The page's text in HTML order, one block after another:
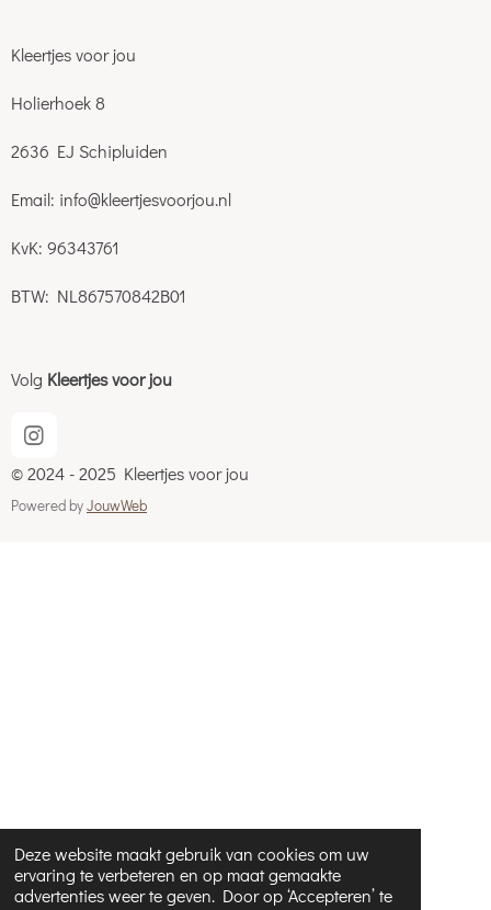
Deze website maakt gebruik van cookies om uw
ervaring te verbeteren en op maat gemaakte
advertenties weer te geven. Door op ‘Accepteren’ te
Kleertjes voor jou
Holierhoek 8
2636 EJ Schipluiden
Email: info@kleertjesvoorjou.nl
KvK: 96343761
BTW: NL867570842B01
Volg Kleertjes voor jou
I
n
s
t
© 2024 - 2025 Kleertjes voor jou
Powered byJouwWeb